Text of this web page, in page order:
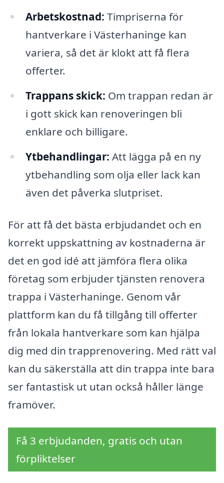
Arbetskostnad: Timpriserna för
hantverkare i Västerhaninge kan
variera, så det är klokt att få flera
offerter.
Trappans skick: Om trappan redan är
i gott skick kan renoveringen bli
enklare och billigare.
Ytbehandlingar: Att lägga på en ny
ytbehandling som olja eller lack kan
även det påverka slutpriset.
För att få det bästa erbjudandet och en
korrekt uppskattning av kostnaderna är
det en god idé att jämföra flera olika
företag som erbjuder tjänsten renovera
trappa i Västerhaninge. Genom vår
plattform kan du få tillgång till offerter
från lokala hantverkare som kan hjälpa
dig med din trapprenovering. Med rätt val
kan du säkerställa att din trappa inte bara
ser fantastisk ut utan också håller länge
framöver.
Få 3 erbjudanden, gratis och utan
förpliktelser